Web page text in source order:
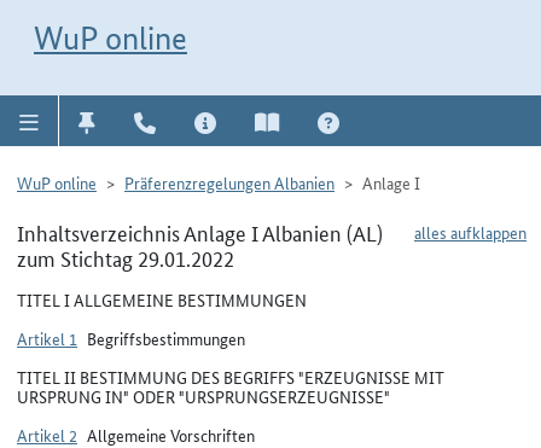
WuP online
WuP online Präferenzregelungen Albanien Anlage I
alles aufklappen
Inhaltsverzeichnis Anlage I Albanien (AL)
zum Stichtag 29.01.2022
TITEL I ALLGEMEINE BESTIMMUNGEN
Artikel 1 Begriffsbestimmungen
TITEL II BESTIMMUNG DES BEGRIFFS "ERZEUGNISSE MIT
URSPRUNG IN" ODER "URSPRUNGSERZEUGNISSE"
Artikel 2 Allgemeine Vorschriften